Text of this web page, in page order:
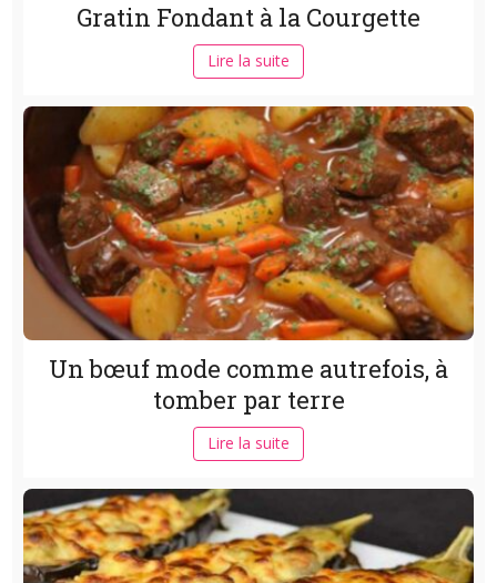
Gratin Fondant à la Courgette
Lire la suite
Un bœuf mode comme autrefois, à
tomber par terre
Lire la suite